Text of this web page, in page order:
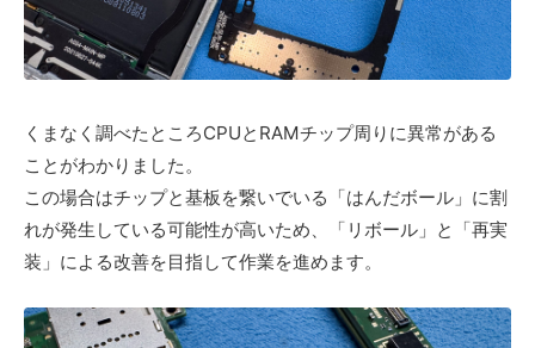
くまなく調べたところCPUとRAMチップ周りに異常がある
ことがわかりました。
この場合はチップと基板を繋いでいる「はんだボール」に割
れが発生している可能性が高いため、「リボール」と「再実
装」による改善を目指して作業を進めます。